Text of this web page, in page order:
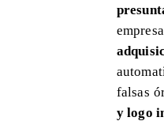
falsas
y logo